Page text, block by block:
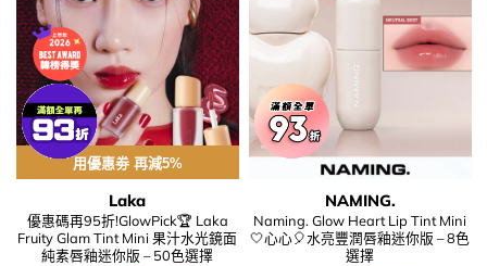
用優惠劵 再減5%
Laka
優惠碼再95折!GlowPick🏆 Laka
Fruity Glam Tint Mini 果汁水光鏡面
純素唇釉迷你版 – 50色選擇
NAMING.
Naming. Glow Heart Lip Tint Mini
🤍心心🎈水亮豐潤唇釉迷你版 – 8色
選擇